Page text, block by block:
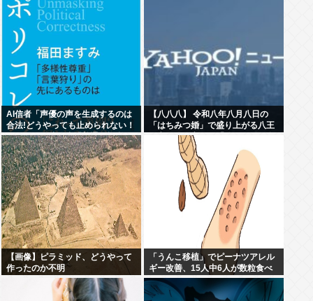
AI信者「声優の声を生成するのは
合法!どうやっても止められない！
キャキャ」法務省「普通に権利侵
害っす」
【八八八】 令和八年八月八日の
「はちみつ婚」で盛り上がる八王
子市や八戸市など「八」の付く自
治体たち…日本の航空機の父・二
宮忠八ゆかりの八幡浜市と八幡市
は共同でイベント開催
【画像】ピラミッド、どうやって
作ったのか不明
「うんこ移植」でピーナツアレル
ギー改善、15人中6人が数粒食べ
られるように